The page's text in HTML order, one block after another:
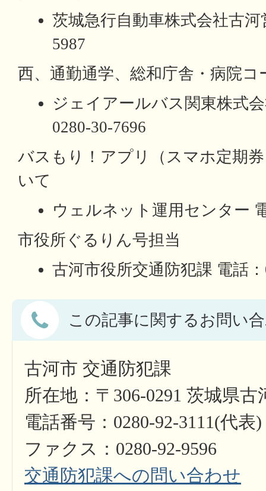
茨城急行自動車株式会社古河
5987
西、通勤通学、総和庁舎・病院
ジェイアールバス関東株式
0280-30-7696
バスもり！アプリ（スマホ定期
いて
ウェルネット運用センター
市役所ぐるりん号担当
古河市役所交通防犯課 電話
この記事に関するお問い
古河市 交通防犯課
所在地：〒306-0291 茨城県
電話番号：0280-92-3111(代表)
ファクス：0280-92-9596
交通防犯課への問い合わせ